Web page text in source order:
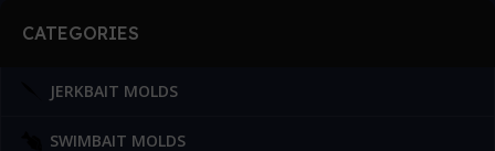
CATEGORIES
JERKBAIT MOLDS
SWIMBAIT MOLDS